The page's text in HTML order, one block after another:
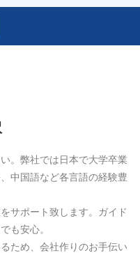
。弊社では日本で大学卒業
中国語など各言語の経験豊
サポート致します。ガイド
も安心。
ため、会社作りのお手伝い